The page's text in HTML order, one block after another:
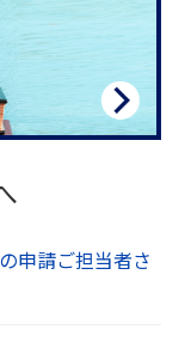
申請ご担当者さ